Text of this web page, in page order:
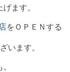
ます。
をＯＰＥＮする
います。